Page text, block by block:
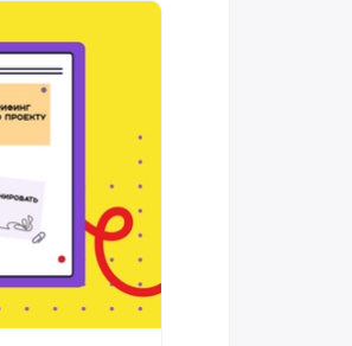
задачи и работать без выгорания